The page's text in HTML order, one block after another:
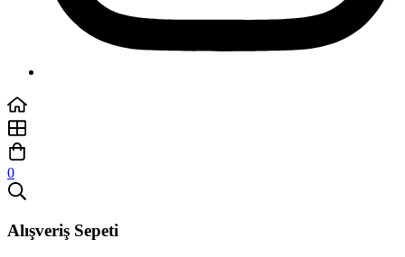
0
Alışveriş Sepeti